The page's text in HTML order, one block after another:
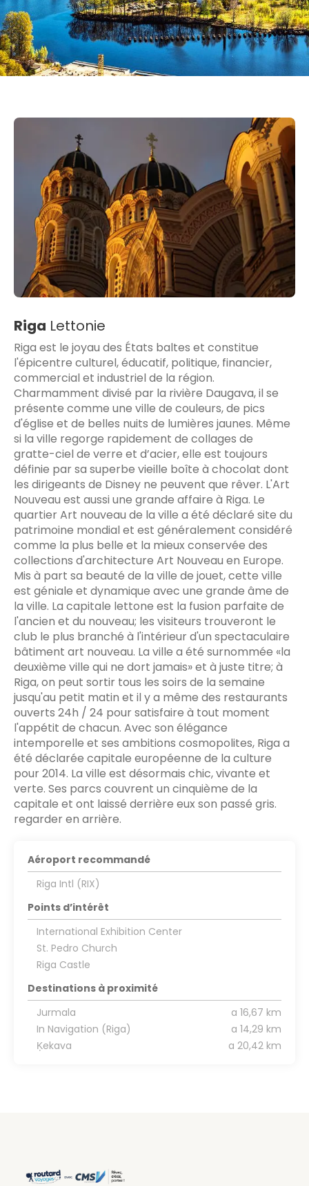
Riga Lettonie
Riga est le joyau des États baltes et constitue
l'épicentre culturel, éducatif, politique, financier,
commercial et industriel de la région.
Charmamment divisé par la rivière Daugava, il se
présente comme une ville de couleurs, de pics
d'église et de belles nuits de lumières jaunes. Même
si la ville regorge rapidement de collages de
gratte-ciel de verre et d’acier, elle est toujours
définie par sa superbe vieille boîte à chocolat dont
les dirigeants de Disney ne peuvent que rêver. L'Art
Nouveau est aussi une grande affaire à Riga. Le
quartier Art nouveau de la ville a été déclaré site du
patrimoine mondial et est généralement considéré
comme la plus belle et la mieux conservée des
collections d'architecture Art Nouveau en Europe.
Mis à part sa beauté de la ville de jouet, cette ville
est géniale et dynamique avec une grande âme de
la ville. La capitale lettone est la fusion parfaite de
l'ancien et du nouveau; les visiteurs trouveront le
club le plus branché à l'intérieur d'un spectaculaire
bâtiment art nouveau. La ville a été surnommée «la
deuxième ville qui ne dort jamais» et à juste titre; à
Riga, on peut sortir tous les soirs de la semaine
jusqu'au petit matin et il y a même des restaurants
ouverts 24h / 24 pour satisfaire à tout moment
l'appétit de chacun. Avec son élégance
intemporelle et ses ambitions cosmopolites, Riga a
été déclarée capitale européenne de la culture
pour 2014. La ville est désormais chic, vivante et
verte. Ses parcs couvrent un cinquième de la
capitale et ont laissé derrière eux son passé gris.
regarder en arrière.
Aéroport recommandé
Riga Intl (RIX)
Points d’intérêt
International Exhibition Center
St. Pedro Church
Riga Castle
Destinations à proximité
Jurmala
a 16,67 km
In Navigation (Riga)
a 14,29 km
Ķekava
a 20,42 km